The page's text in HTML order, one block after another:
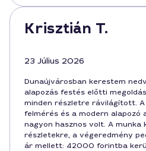
Krisztián T.
23 Július 2026
Dunaújvárosban kerestem
alapozás festés előtti
minden részletre rávilágított.
felmérés és a modern alapozó
nagyon hasznos volt. A munka
részletekre, a végeredmény
ár mellett: 42000 forintba